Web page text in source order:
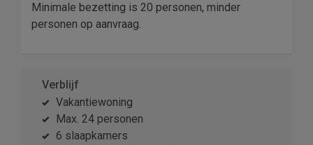
Minimale bezetting is 20 personen, minder
personen op aanvraag.
Verblijf
Vakantiewoning
Max. 24 personen
6 slaapkamers